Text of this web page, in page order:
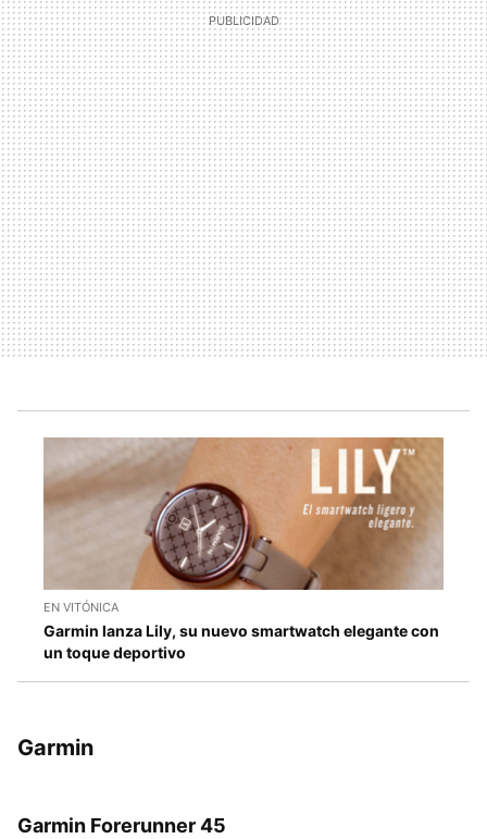
EN VITÓNICA
Garmin lanza Lily, su nuevo smartwatch elegante con
un toque deportivo
Garmin
Garmin Forerunner 45